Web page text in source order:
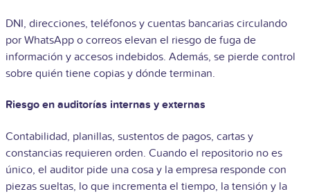
DNI, direcciones, teléfonos y cuentas bancarias circulando
por WhatsApp o correos elevan el riesgo de fuga de
información y accesos indebidos. Además, se pierde control
sobre quién tiene copias y dónde terminan.
Riesgo en auditorías internas y externas
Contabilidad, planillas, sustentos de pagos, cartas y
constancias requieren orden. Cuando el repositorio no es
único, el auditor pide una cosa y la empresa responde con
piezas sueltas, lo que incrementa el tiempo, la tensión y la